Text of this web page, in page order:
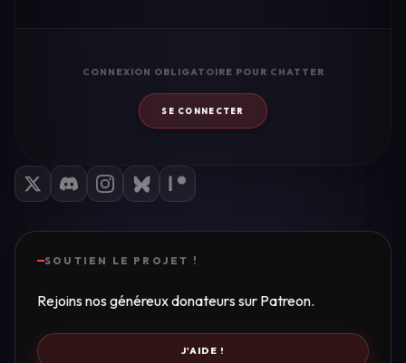
CONNEXION OBLIGATOIRE POUR CHATTER
SE CONNECTER
SOUTIEN LE PROJET !
Rejoins nos généreux donateurs sur Patreon.
J'AIDE !